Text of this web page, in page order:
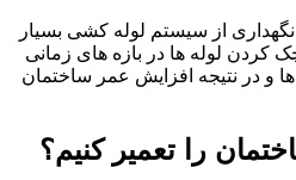
نگهداری از سیستم لوله کشی بسیار
کردن لوله ها در بازه های زمانی
و در نتیجه افزایش عمر ساختمان
را تعمیر کنیم؟